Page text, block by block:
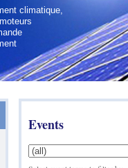
climatique,
sur les
Events